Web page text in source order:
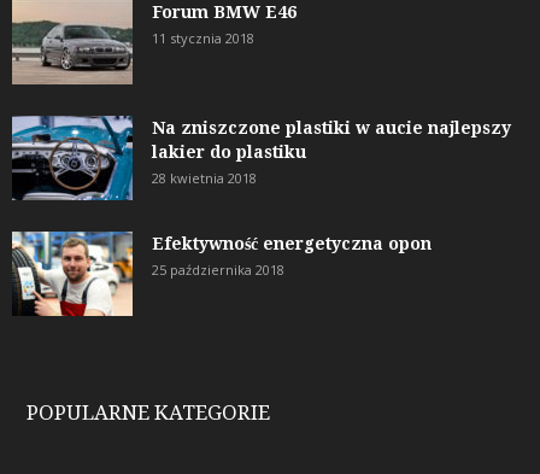
Forum BMW E46
11 stycznia 2018
Na zniszczone plastiki w aucie najlepszy
lakier do plastiku
28 kwietnia 2018
Efektywność energetyczna opon
25 października 2018
POPULARNE KATEGORIE